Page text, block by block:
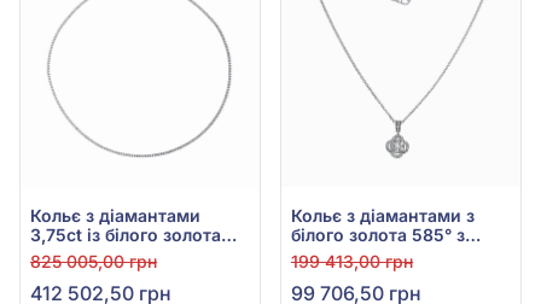
Кольє з діамантами
3,75ct із білого золота
585°, арт. КЛ7083/1
825 005,00 грн
412 502,50 грн
Кольє з діамантами з
білого золота 585° з
діамантом 0,67ct, арт.
КЛ7076/1
199 413,00 грн
99 706,50 грн